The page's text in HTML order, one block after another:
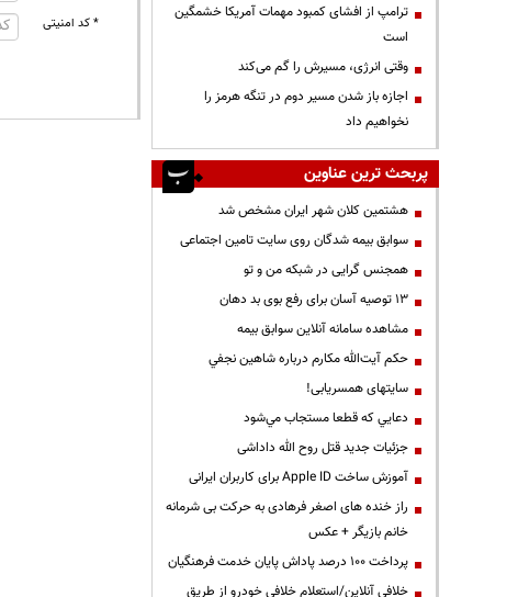
* کد امنیتی
ترامپ از افشای کمبود مهمات آمریکا خشمگین
است
وقتی انرژی، مسیرش را گم می‌کند
اجازه باز شدن مسیر دوم در تنگه هرمز را
نخواهیم داد
پربحث ترین عناوین
هشتمین کلان شهر ایران مشخص شد
سوابق بیمه شدگان روی سایت تامین اجتماعی
همجنس گرایی در شبکه من و تو
13 توصیه آسان برای رفع بوی بد دهان
مشاهده سامانه آنلاين سوابق بیمه
حكم آيت‌الله مكارم درباره شاهين نجفي
سایتهای همسریابی!
دعايي كه قطعا مستجاب مي‌شود
جزئیات جدید قتل روح الله داداشی
آموزش ساخت Apple ID برای کاربران ایرانی
راز خنده های اصغر فرهادی به حرکت بی شرمانه
خانم بازیگر + عکس
پرداخت ۱۰۰ درصد پاداش پایان خدمت فرهنگیان
خلافی آنلاین/استعلام خلافی خودرو از طریق